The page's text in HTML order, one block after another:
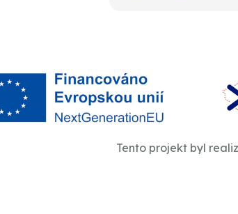
Tento projekt byl